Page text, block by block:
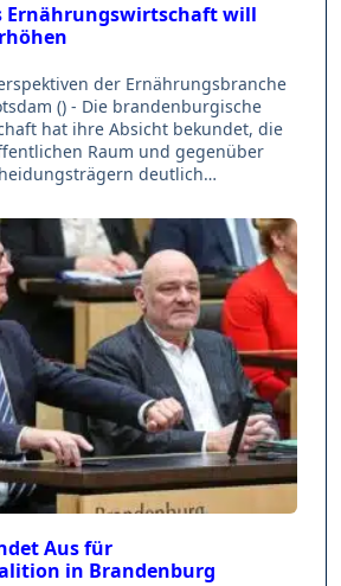
Ernährungswirtschaft will
der Ernährungsbranche
() - Die brandenburgische
hat ihre Absicht bekundet, die
Raum und gegenüber
deutlich…
Aus für
in Brandenburg